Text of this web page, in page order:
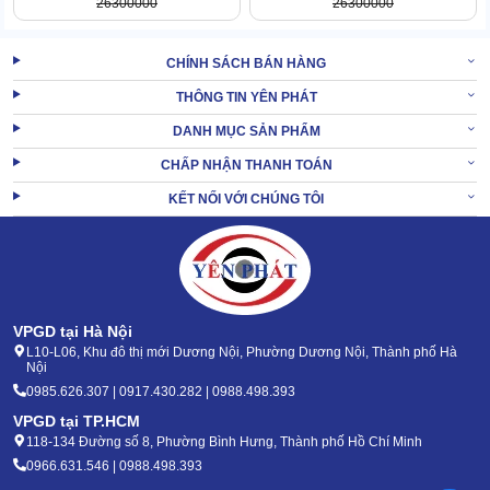
Các linh kiện trên máy đều là các linh kiện dễ dàng tiếp cận và vệ
Độ bền miễn chê, ít lỗi vặt
1 ưu điểm nữa củaMáy đánh sàn Kungfu Cleanđược người
dùng ưa chuộng là nhờ độ bền cao, ít lỗi kỹ thuật nhỏ.
Các bộ phận của máy đều được cấu tạo từ những linh kiện đạt
Lắp ráp cẩn thận, liên kết chặt với nhau nên xác suất xảy ra lỗi là
Bên cạnh đó, toàn bộ máy như tay cầm, hộp đựng hóa chất, thân
máy đều được làm từ các chất liệu bền bỉ, đảm bảo tuổi thọ trên
20 năm.
Bánh xe linh động
26300000 26300000
CHÍNH SÁCH BÁN HÀNG
THÔNG TIN YÊN PHÁT
DANH MỤC SẢN PHẨM
CHẤP NHẬN THANH TOÁN
KẾT NỐI VỚI CHÚNG TÔI
VPGD tại Hà Nội
L10-L06, Khu đô thị mới Dương Nội, Phường Dương Nội, Thành phố Hà
Nội
0985.626.307 | 0917.430.282 | 0988.498.393
VPGD tại TP.HCM
118-134 Đường số 8, Phường Bình Hưng, Thành phố Hồ Chí Minh
0966.631.546 | 0988.498.393